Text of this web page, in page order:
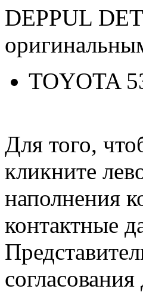
DEPPUL
TOYOTA
Для того,
кликните
наполнения
контактные